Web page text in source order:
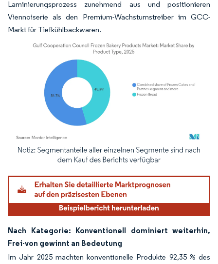
Laminierungsprozess zunehmend aus und positionieren
Viennoiserie als den Premium-Wachstumstreiber im GCC-
Markt für Tiefkühlbackwaren.
Bild © Mordor Intelligence. Wiederverwendung erfordert Namensnennung
Nach Kategorie: Konventionell dominiert weiterhin,
Frei-von gewinnt an Bedeutung
Im Jahr 2025 machten konventionelle Produkte 92,35 % des